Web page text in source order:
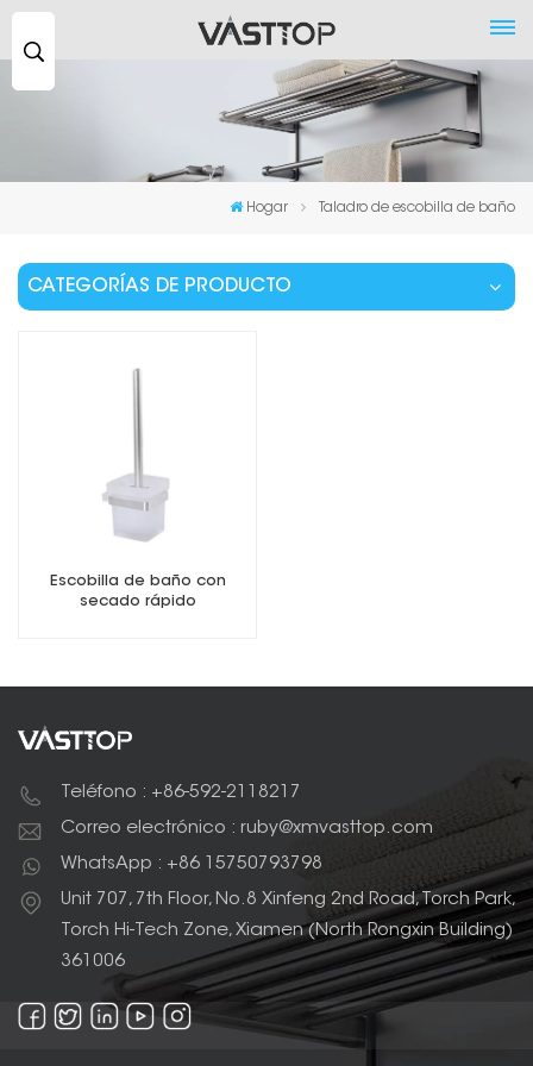
Hogar Taladro de escobilla de baño
CATEGORÍAS DE PRODUCTO
Escobilla de baño con
secado rápido
Teléfono : +86-592-2118217
Correo electrónico : ruby@xmvasttop.com
WhatsApp : +86 15750793798
Unit 707, 7th Floor, No.8 Xinfeng 2nd Road, Torch Park,
Torch Hi-Tech Zone, Xiamen (North Rongxin Building)
361006